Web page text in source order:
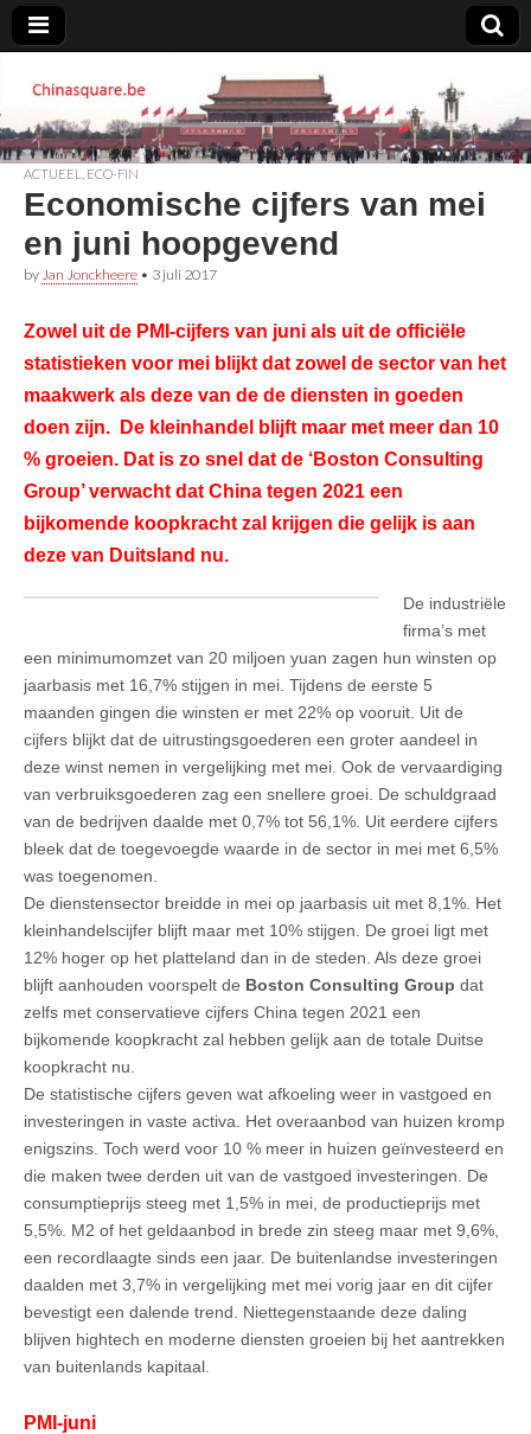
Chinasquare.be
ACTUEEL ECO-FIN
Economische cijfers van mei
en juni hoopgevend
by Jan Jonckheere • 3 juli 2017
Zowel uit de PMI-cijfers van juni als uit de officiële
statistieken voor mei blijkt dat zowel de sector van het
maakwerk als deze van de de diensten in goeden
doen zijn. De kleinhandel blijft maar met meer dan 10
% groeien. Dat is zo snel dat de ‘Boston Consulting
Group’ verwacht dat China tegen 2021 een
bijkomende koopkracht zal krijgen die gelijk is aan
deze van Duitsland nu.
De industriële
firma’s met
een minimumomzet van 20 miljoen yuan zagen hun winsten op
jaarbasis met 16,7% stijgen in mei. Tijdens de eerste 5
maanden gingen die winsten er met 22% op vooruit. Uit de
cijfers blijkt dat de uitrustingsgoederen een groter aandeel in
deze winst nemen in vergelijking met mei. Ook de vervaardiging
van verbruiksgoederen zag een snellere groei. De schuldgraad
van de bedrijven daalde met 0,7% tot 56,1%. Uit eerdere cijfers
bleek dat de toegevoegde waarde in de sector in mei met 6,5%
was toegenomen.
De dienstensector breidde in mei op jaarbasis uit met 8,1%. Het
kleinhandelscijfer blijft maar met 10% stijgen. De groei ligt met
12% hoger op het platteland dan in de steden. Als deze groei
blijft aanhouden voorspelt de Boston Consulting Group dat
zelfs met conservatieve cijfers China tegen 2021 een
bijkomende koopkracht zal hebben gelijk aan de totale Duitse
koopkracht nu.
De statistische cijfers geven wat afkoeling weer in vastgoed en
investeringen in vaste activa. Het overaanbod van huizen kromp
enigszins. Toch werd voor 10 % meer in huizen geïnvesteerd en
die maken twee derden uit van de vastgoed investeringen. De
consumptieprijs steeg met 1,5% in mei, de productieprijs met
5,5%. M2 of het geldaanbod in brede zin steeg maar met 9,6%,
een recordlaagte sinds een jaar. De buitenlandse investeringen
daalden met 3,7% in vergelijking met mei vorig jaar en dit cijfer
bevestigt een dalende trend. Niettegenstaande deze daling
blijven hightech en moderne diensten groeien bij het aantrekken
van buitenlands kapitaal.
PMI-juni